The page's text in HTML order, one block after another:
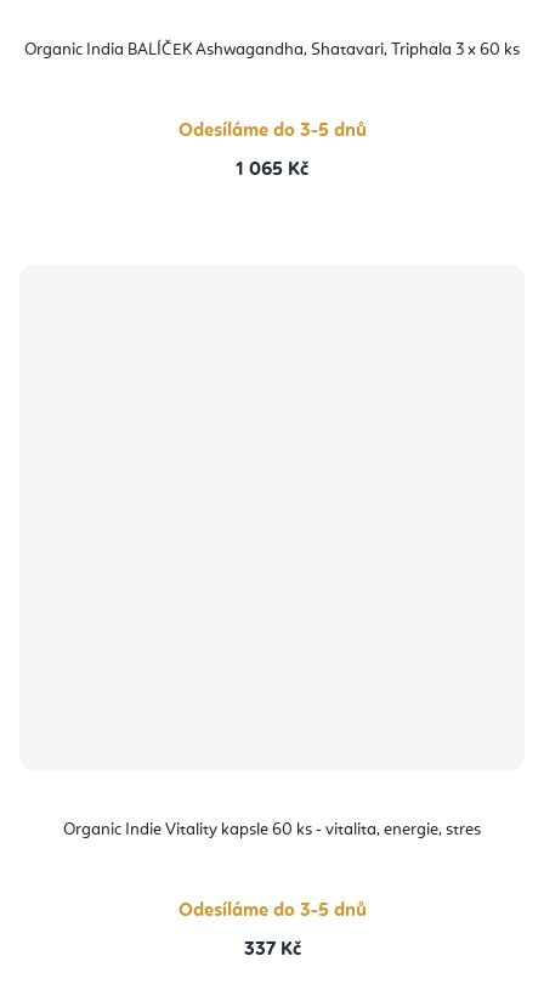
Organic India BALÍČEK Ashwagandha, Shatavari, Triphala 3 x 60 ks
Odesíláme do 3-5 dnů
1 065 Kč
Organic Indie Vitality kapsle 60 ks - vitalita, energie, stres
Odesíláme do 3-5 dnů
337 Kč